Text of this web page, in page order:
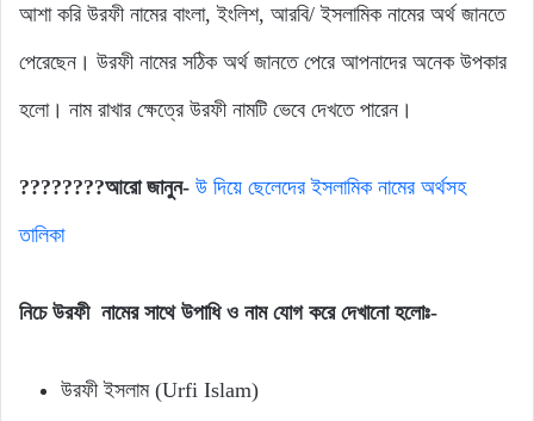
আশা করি উরফী নামের বাংলা, ইংলিশ, আরবি/ ইসলামিক নামের অর্থ জানতে
পেরেছেন। উরফী নামের সঠিক অর্থ জানতে পেরে আপনাদের অনেক উপকার
হলো। নাম রাখার ক্ষেত্রে উরফী নামটি ভেবে দেখতে পারেন।
????????আরোজানুন- উ দিয়ে ছেলেদের ইসলামিক নামের অর্থসহ
তালিকা
নিচে উরফী নামের সাথে উপাধি ও নাম যোগ করে দেখানো হলোঃ-
উরফী ইসলাম (Urfi Islam)